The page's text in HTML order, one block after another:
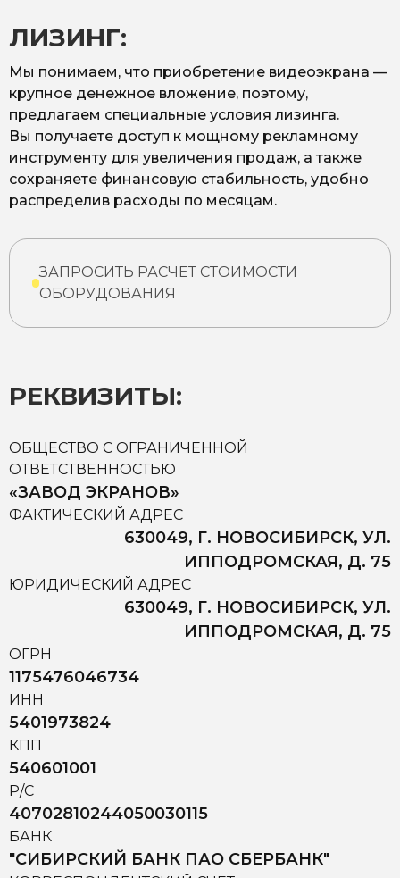
ЛИЗИНГ:
Мы понимаем, что приобретение видеоэкрана —
крупное денежное вложение, поэтому,
предлагаем специальные условия лизинга.
Вы получаете доступ к мощному рекламному
инструменту для увеличения продаж, а также
сохраняете финансовую стабильность, удобно
распределив расходы по месяцам.
ЗАПРОСИТЬ РАСЧЕТ СТОИМОСТИ
ОБОРУДОВАНИЯ
РЕКВИЗИТЫ:
ОБЩЕСТВО С ОГРАНИЧЕННОЙ
ОТВЕТСТВЕННОСТЬЮ
«ЗАВОД ЭКРАНОВ»
ФАКТИЧЕСКИЙ АДРЕС
630049, Г. НОВОСИБИРСК, УЛ.
ИППОДРОМСКАЯ, Д. 75
ЮРИДИЧЕСКИЙ АДРЕС
630049, Г. НОВОСИБИРСК, УЛ.
ИППОДРОМСКАЯ, Д. 75
ОГРН
1175476046734
ИНН
5401973824
КПП
540601001
Р/С
40702810244050030115
БАНК
"СИБИРСКИЙ БАНК ПАО СБЕРБАНК"